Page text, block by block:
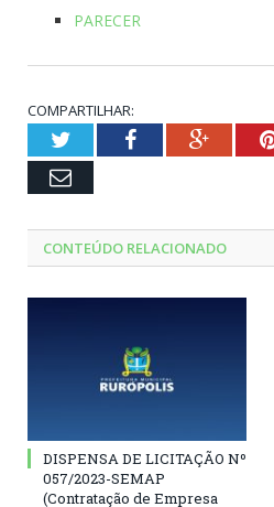
PARECER
COMPARTILHAR:
TwitterFacebook
Email
CONTEÚDO RELACIONADO
DISPENSA DE LICITAÇÃO Nº
057/2023-SEMAP
(Contratação de Empresa